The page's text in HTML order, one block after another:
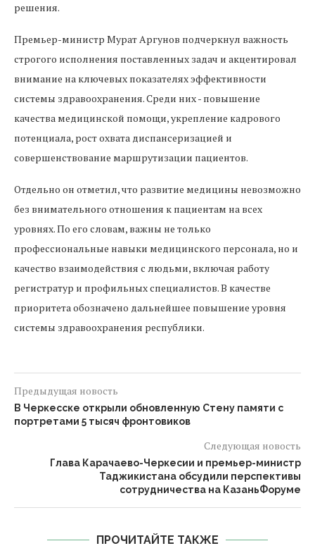
решения.
Премьер-министр Мурат Аргунов подчеркнул важность
строгого исполнения поставленных задач и акцентировал
внимание на ключевых показателях эффективности
системы здравоохранения. Среди них - повышение
качества медицинской помощи, укрепление кадрового
потенциала, рост охвата диспансеризацией и
совершенствование маршрутизации пациентов.
Отдельно он отметил, что развитие медицины невозможно
без внимательного отношения к пациентам на всех
уровнях. По его словам, важны не только
профессиональные навыки медицинского персонала, но и
качество взаимодействия с людьми, включая работу
регистратур и профильных специалистов. В качестве
приоритета обозначено дальнейшее повышение уровня
системы здравоохранения республики.
Предыдущая новость
В Черкесске открыли обновленную Стену памяти с
портретами 5 тысяч фронтовиков
Следующая новость
Глава Карачаево-Черкесии и премьер-министр
Таджикистана обсудили перспективы
сотрудничества на КазаньФоруме
ПРОЧИТАЙТЕ ТАКЖЕ